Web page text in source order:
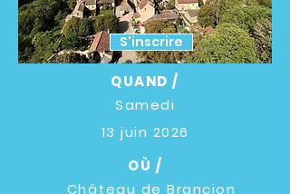
S'inscrire
QUAND /
Samedi
13 juin 2026
OÙ /
Château de Brancion